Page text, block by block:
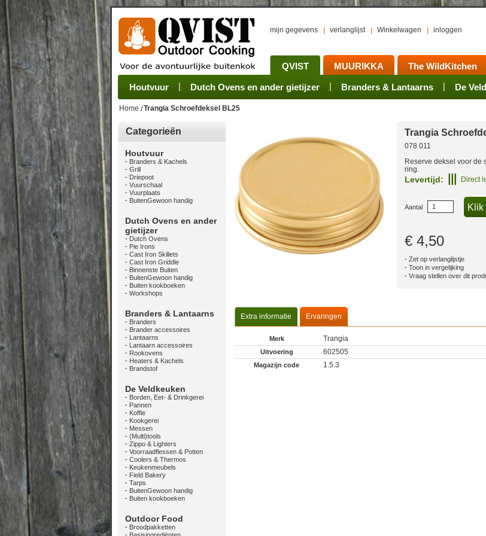
mijn gegevens verlanglijst Winkelwagen inloggen
QVIST
Houtvuur Dutch Ovens en ander gietijzer Branders & Lantaarns De
MUURIKKA
Grillplaat & ijzers Pannen Rookovens Kotakeittio Branders
The WildKitchen
Oogsten Verwerken Bewaren Onderhoud Activiteiten
Sets Stoves Camping sets Pots, Pans, Kettles Mess tins
Home Trangia Schroefdeksel BL25
Categorieën
Houtvuur
Branders & Kachels
Grill
Driepoot
Vuurschaal
Vuurplaats
BuitenGewoon handig
Dutch Ovens en ander
gietijzer
Dutch Ovens
Pie Irons
Cast Iron Skillets
Cast Iron Griddle
Binnenste Buiten
BuitenGewoon handig
Buiten kookboeken
Workshops
Branders & Lantaarns
Branders
Brander accessoires
Lantaarns
Lantaarn accessoires
Rookovens
Heaters & Kachels
Brandstof
De Veldkeuken
Borden, Eet- & Drinkgerei
Pannen
Koffie
Kookgerei
Messen
(Multi)tools
Zippo & Lighters
Voorraadflessen & Potten
Coolers & Thermos
Keukenmeubels
Field Bakery
Tarps
BuitenGewoon handig
Buiten kookboeken
Outdoor Food
Broodpakketten
Trangia
078 011
Reserve deksel voor de
ring.
Levertijd: Direct
Aantal
€ 4,50
Zet op verlanglijstje
Toon in vergelijking
Vraag stellen over dit
Extra informatie Ervaringen
Merk Trangia
Uitvoering 602505
Magazijn code 1.5.3